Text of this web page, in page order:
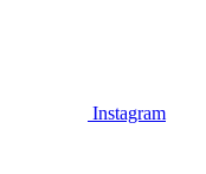
Instagram